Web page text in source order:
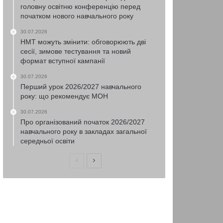
головну освітню конференцію перед
початком нового навчального року
30.07.2026
НМТ можуть змінити: обговорюють дві
сесії, зимове тестування та новий
формат вступної кампанії
30.07.2026
Перший урок 2026/2027 навчального
року: що рекомендує МОН
30.07.2026
Про організований початок 2026/2027
навчального року в закладах загальної
середньої освіти
ПопередняНаступна